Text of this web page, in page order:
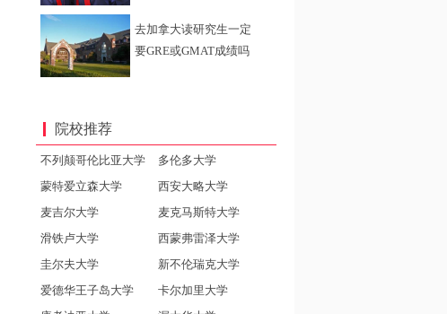
去加拿大读研究生一定
要GRE或GMAT成绩吗
院校推荐
不列颠哥伦比亚大学
多伦多大学
蒙特爱立森大学
西安大略大学
麦吉尔大学
麦克马斯特大学
滑铁卢大学
西蒙弗雷泽大学
圭尔夫大学
新不伦瑞克大学
爱德华王子岛大学
卡尔加里大学